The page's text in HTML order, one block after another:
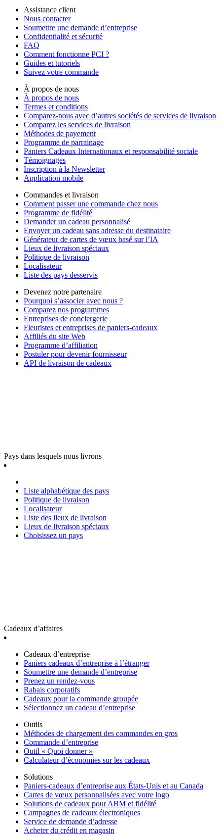
Assistance client
Nous contacter
Soumettre une demande d’entreprise
Confidentialité et sécurité
FAQ
Comment fonctionne PCI ?
Guides et tutoriels
Suivez votre commande
À propos de nous
À propos de nous
Termes et conditions
Comparez-nous avec d’autres sociétés de services de livraison
Comparez les services de livraison
Méthodes de payement
Programme de parrainage
Paniers Cadeaux Internationaux et responsabilité sociale
Témoignages
Inscription à la Newsletter
Application mobile
Commandes et livraison
Comment passer une commande chez nous
Programme de fidélité
Demander un cadeau personnalisé
Envoyer un cadeau sans adresse du destinataire
Générateur de cartes de vœux basé sur l’IA
Lieux de livraison spéciaux
Politique de livraison
Localisateur
Liste des pays desservis
Devenez notre partenaire
Pourquoi s’associer avec nous ?
Comparez nos programmes
Entreprises de conciergerie
Fleuristes et entreprises de paniers-cadeaux
Affiliés du site Web
Programme d’affiliation
Postuler pour devenir fournisseur
API de livraison de cadeaux
Pays dans lesquels nous livrons
Liste alphabétique des pays
Politique de livraison
Localisateur
Liste des lieux de livraison
Lieux de livraison spéciaux
Choisissez un pays
Cadeaux d’affaires
Cadeaux d’entreprise
Paniers cadeaux d’entreprise à l’étranger
Soumettre une demande d’entreprise
Prenez un rendez-vous
Rabais corporatifs
Cadeaux pour la commande groupée
Sélectionnez un cadeau d’entreprise
Outils
Méthodes de chargement des commandes en gros
Commande d’entreprise
Outil « Quoi donner »
Calculateur d’économies sur les cadeaux
Solutions
Paniers-cadeaux d’entreprise aux États-Unis et au Canada
Cartes de vœux personnalisées avec votre logo
Solutions de cadeaux pour ABM et fidélité
Campagnes de cadeaux électroniques
Service de demande d’adresse
Acheter du crédit en magasin